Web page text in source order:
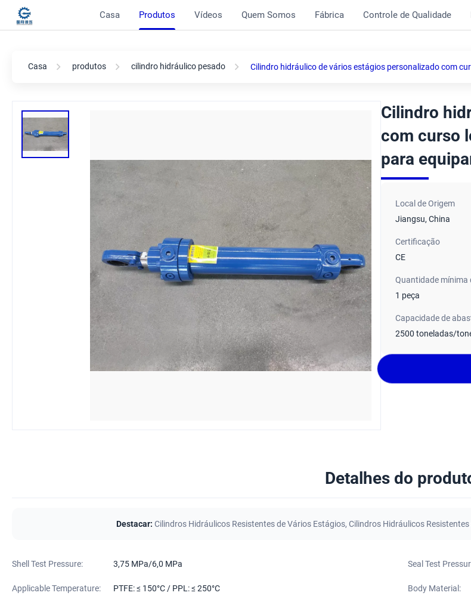
Casa Produtos Vídeos Quem Somos Fábrica Controle de Qualidade
Casa produtos cilindro hidráulico pesado Cilindro hidráulico de vários estágios personalizado com
Cilindro
com curso
para
Local de Origem
Jiangsu, China
Certificação
CE
Quantidade mínima
1 peça
Capacidade de
2500 toneladas/
Detalhes do
Destacar: Cilindros Hidráulicos Resistentes de Vários Estágios, Cilindros Hidráulicos
Shell Test Pressure: 3,75 MPa/6,0 MPa Seal Test
Applicable Temperature: PTFE: ≤ 150°C / PPL: ≤ 250°C Body Material: